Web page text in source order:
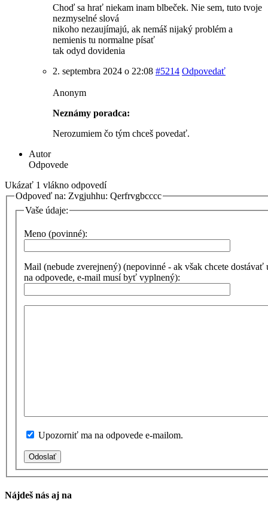
Choď sa hrať niekam inam blbeček. Nie sem, tuto tvoje
nezmyselné slová
nikoho nezaujímajú, ak nemáš nijaký problém a
nemienis tu normalne písať
tak odyd dovidenia
2. septembra 2024 o 22:08 #5214 Odpovedať
Anonym
Neznámy poradca:
Nerozumiem čo tým chceš povedať.
Autor
Odpovede
Ukázať 1 vlákno odpovedí
Odpoveď na: Zvgjuhhu: Qerfrvgbcccc
Vaše údaje:
Meno (povinné):
Mail (nebude zverejnený) (nepovinné - ak však chcete dostávať
na odpovede, e-mail musí byť vyplnený):
Upozorniť ma na odpovede e-mailom.
Odoslať
Nájdeš nás aj na